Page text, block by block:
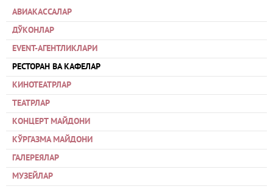
АВИАКАССАЛАР
ДЎКОНЛАР
EVENT-АГЕНТЛИКЛАРИ
РЕСТОРАН ВА КАФЕЛАР
КИНОТЕАТРЛАР
ТЕАТРЛАР
КОНЦЕРТ МАЙДОНИ
КЎРГАЗМА МАЙДОНИ
ГАЛЕРЕЯЛАР
МУЗЕЙЛАР